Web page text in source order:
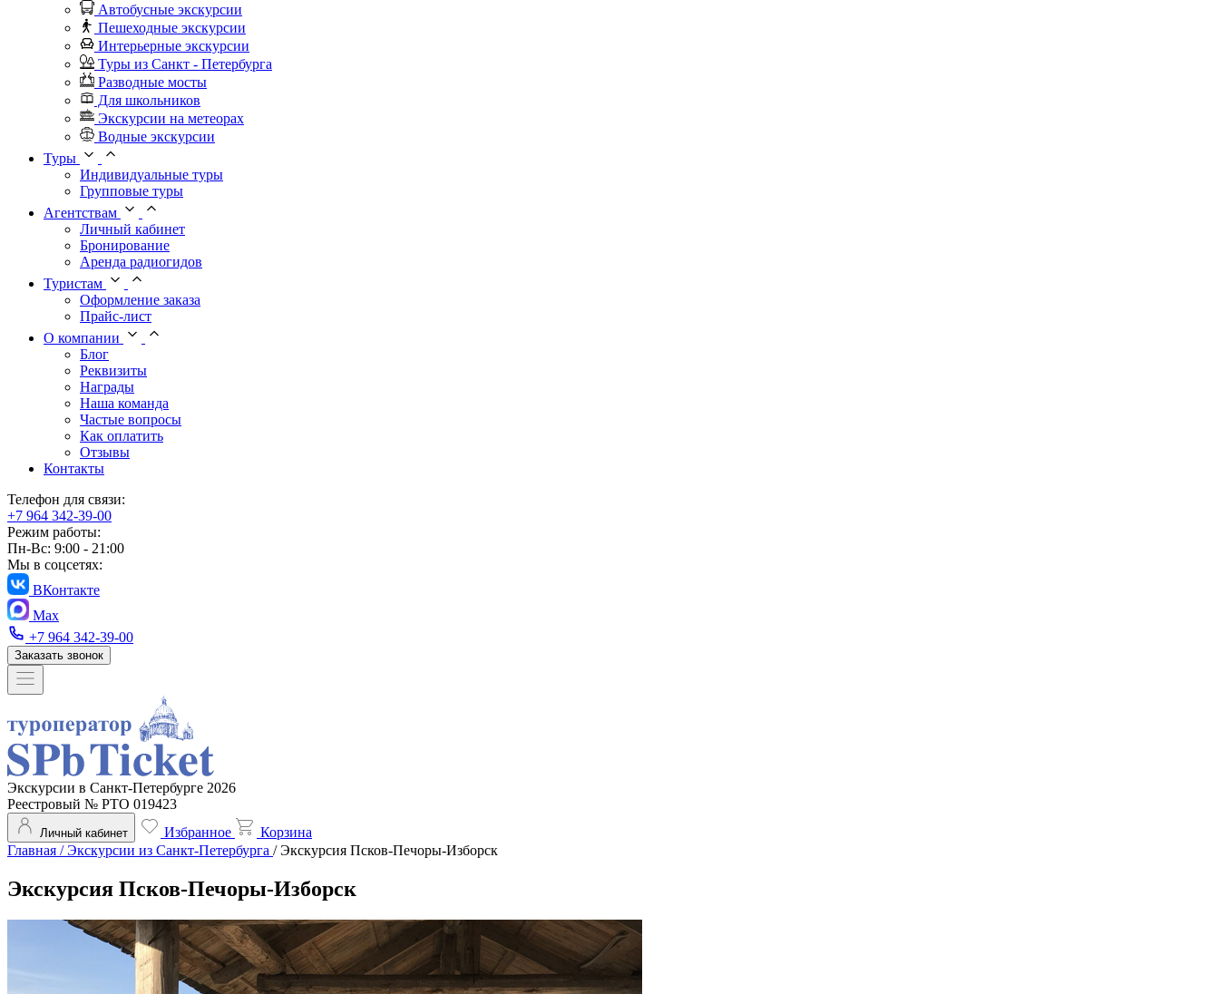
Автобусные экскурсии
Пешеходные экскурсии
Интерьерные экскурсии
Туры из Санкт - Петербурга
Разводные мосты
Для школьников
Экскурсии на метеорах
Водные экскурсии
Туры
Индивидуальные туры
Групповые туры
Агентствам
Личный кабинет
Бронирование
Аренда радиогидов
Туристам
Оформление заказа
Прайс-лист
О компании
Блог
Реквизиты
Награды
Наша команда
Частые вопросы
Как оплатить
Отзывы
Контакты
Телефон для связи:
+7 964 342-39-00
Режим работы:
Пн-Вс: 9:00 - 21:00
Мы в соцсетях:
ВКонтакте
Max
+7 964 342-39-00
Заказать звонок
Экскурсии в Санкт-Петербурге 2026
Реестровый № РТО 019423
Личный кабинет Избранное
Корзина
Главная /Экскурсии из Санкт-Петербурга /Экскурсия Псков-Печоры-Изборск
Экскурсия Псков-Печоры-Изборск